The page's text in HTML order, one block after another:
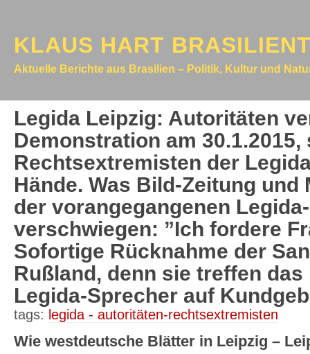
KLAUS HART
Aktuelle Berichte aus Brasilien – Politik, Kultur und
Legida Leipzig: Autoritäten
Demonstration am
Rechtsextremisten der
Hände. Was Bild-Zeitung und
der vorangegangenen
verschwiegen: ”Ich fordere
Sofortige Rücknahme der
Rußland, denn sie treffen
Legida-Sprecher auf
tags: legida - autoritäten-rechtsextremisten
Wie westdeutsche Blätter in Leipzig –